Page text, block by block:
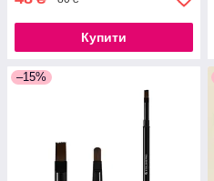
Купити
–15%